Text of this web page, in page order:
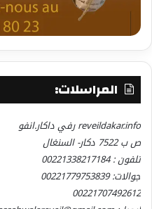
المراسلات:
reveildakar.info رفي داكار.انفو
ص ب 7522 دكار- السنغال
تلفون : 00221338217184
جوالات: 00221779753839
00221707492612